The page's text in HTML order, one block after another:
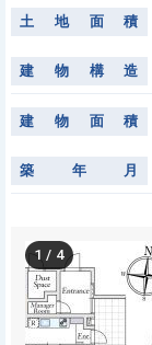
土 地 面 積
建 物 構 造
建 物 面 積
築 年 月
1 / 4